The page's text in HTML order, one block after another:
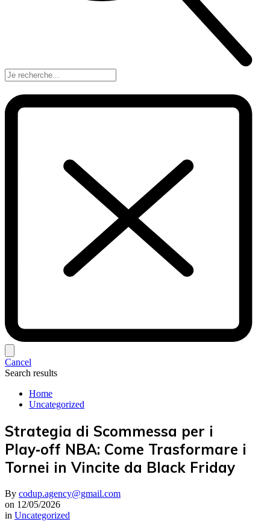
Cancel
Search results
Home
Uncategorized
Strategia di Scommessa per i
Play‑off NBA: Come Trasformare i
Tornei in Vincite da Black Friday
By codup.agency@gmail.com
on 12/05/2026
in Uncategorized